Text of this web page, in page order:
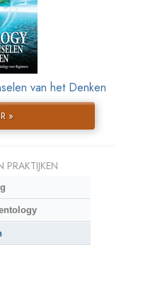
van het Denken
»